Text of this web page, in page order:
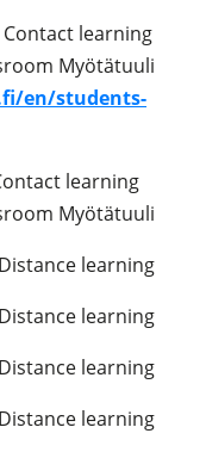
Contact learning
Myötätuuli
en/students-
learning
Myötätuuli
learning
learning
learning
learning